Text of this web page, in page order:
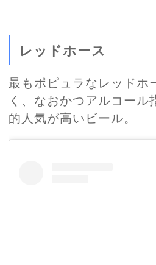
レッドホース
最もポピュラなレッドホ
く、なおかつアルコール
的人気が高いビール。